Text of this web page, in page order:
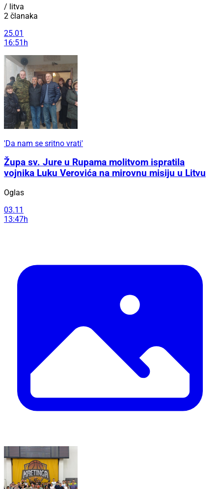
/ litva
2 članaka
25.01
16:51h
'Da nam se sritno vrati'
Župa sv. Jure u Rupama molitvom ispratila
vojnika Luku Verovića na mirovnu misiju u Litvu
Oglas
03.11
13:47h